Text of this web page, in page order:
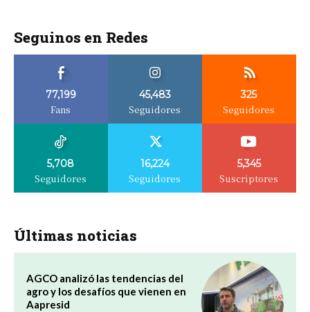
Seguinos en Redes
77,199
Fans
45,483
Seguidores
325
Seguidores
5,708
Seguidores
16,224
Seguidores
5,345
Suscriptores
Últimas noticias
AGCO analizó las tendencias del
agro y los desafíos que vienen en
Aapresid